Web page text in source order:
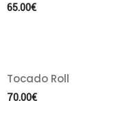
65.00€
Tocado Roll
70.00€